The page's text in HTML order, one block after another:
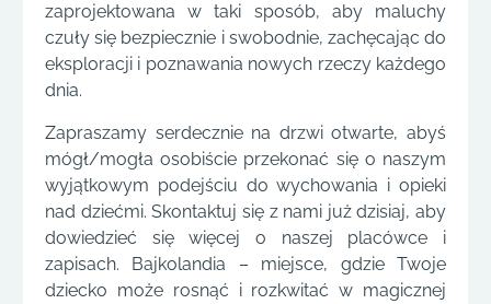
zaprojektowana w taki sposób, aby maluchy
czuły się bezpiecznie i swobodnie, zachęcając do
eksploracji i poznawania nowych rzeczy każdego
dnia.
Zapraszamy serdecznie na drzwi otwarte, abyś
mógł/mogła osobiście przekonać się o naszym
wyjątkowym podejściu do wychowania i opieki
nad dziećmi. Skontaktuj się z nami już dzisiaj, aby
dowiedzieć się więcej o naszej placówce i
zapisach. Bajkolandia – miejsce, gdzie Twoje
dziecko może rosnąć i rozkwitać w magicznej